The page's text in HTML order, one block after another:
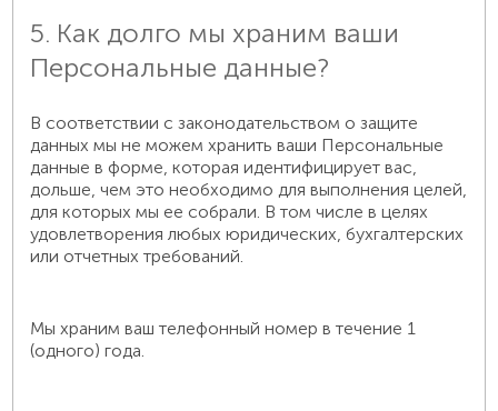
5. Как долго мы храним ваши
Персональные данные?
В соответствии с законодательством о защите
данных мы не можем хранить ваши Персональные
данные в форме, которая идентифицирует вас,
дольше, чем это необходимо для выполнения целей,
для которых мы ее собрали. В том числе в целях
удовлетворения любых юридических, бухгалтерских
или отчетных требований.
Мы храним ваш телефонный номер в течение 1
(одного) года.